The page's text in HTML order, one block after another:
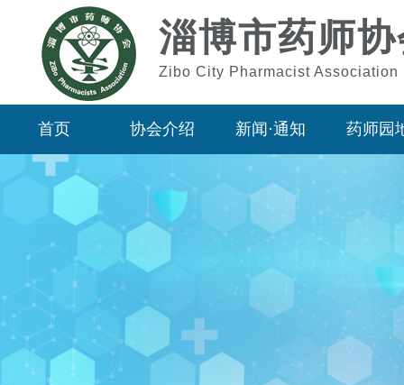
淄博市药师
Zibo City Pharmacist Association
首页 协会介绍 新闻·通知 药师园